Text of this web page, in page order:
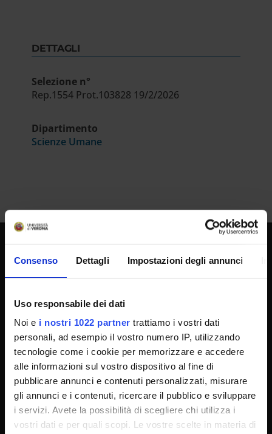
Consenso Dettagli Impostazioni degli annunci
Uso responsabile dei dati
Noi e i nostri 1022 partner trattiamo i vostri dati
personali, ad esempio il vostro numero IP, utilizzando
tecnologie come i cookie per memorizzare e accedere
alle informazioni sul vostro dispositivo al fine di
pubblicare annunci e contenuti personalizzati, misurare
gli annunci e i contenuti, ricercare il pubblico e sviluppare
i servizi. Avete la possibilità di scegliere chi utilizza i
vostri dati e per quali scopi. Le vostre scelte in materia di
DETTAGLI
Selezione n°
Rep.1554 Prot.103828 19/2/2026
Dipartimento
Scienze Umane
SPORTELLO ATENEO
Amministrazione trasparente
Albo Ufficiale
Concorsi
Gare di appalto
Atti di notifica
Note legali
Privacy